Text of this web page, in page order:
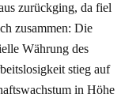
zurückging, da fiel
zusammen: Die
Währung des
stieg auf
in Höhe